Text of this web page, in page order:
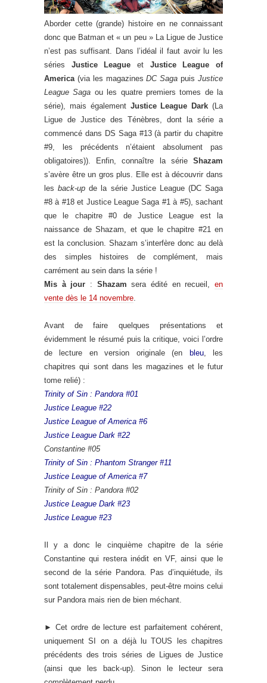
Aborder cette (grande) histoire en ne connaissant
donc que Batman et « un peu » La Ligue de Justice
n’est pas suffisant. Dans l’idéal il faut avoir lu les
séries Justice League et Justice League of
America(via les magazinesDC Saga puisJustice
League Saga ou les quatre premiers tomes de la
série), mais également Justice League Dark (La
Ligue de Justice des Ténèbres, dont la série a
commencé dans DS Saga #13 (à partir du chapitre
#9, les précédents n’étaient absolument pas
obligatoires)). Enfin, connaître la série Shazam
s’avère être un gros plus. Elle est à découvrir dans
lesback-up de la série Justice League (DC Saga
#8 à #18 et Justice League Saga #1 à #5), sachant
que le chapitre #0 de Justice League est la
naissance de Shazam, et que le chapitre #21 en
est la conclusion. Shazam s’interfère donc au delà
des simples histoires de complément, mais
carrément au sein dans la série !
Mis à jour : Shazam sera édité en recueil,en
vente dès le 14 novembre.
Avant de faire quelques présentations et
évidemment le résumé puis la critique, voici l’ordre
de lecture en version originale (en
bleu, les
chapitres qui sont dans les magazines et le futur
tome relié) :
Trinity of Sin : Pandora #01
Justice League #22
Justice League of America #6
Justice League Dark #22
Constantine #05
Trinity of Sin : Phantom Stranger #11
Justice League of America #7
Trinity of Sin : Pandora #02
Justice League Dark #23
Justice League #23
Il y a donc le cinquième chapitre de la série
Constantine qui restera inédit en VF, ainsi que le
second de la série Pandora. Pas d’inquiétude, ils
sont totalement dispensables, peut-être moins celui
sur Pandora mais rien de bien méchant.
► Cet ordre de lecture est parfaitement cohérent,
uniquement SI on a déjà lu TOUS les chapitres
précédents des trois séries de Ligues de Justice
(ainsi que les back-up). Sinon le lecteur sera